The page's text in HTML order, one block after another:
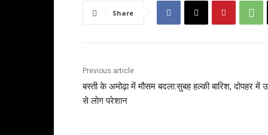
Share
Previous article
बस्ती के अमोढ़ा में मौसम बदला:सुबह हल्की बारिश, दोपहर में
से लोग परेशान